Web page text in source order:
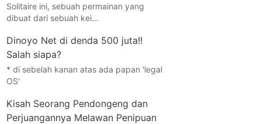
Solitaire ini, sebuah permainan yang
dibuat dari sebuah kei…
Dinoyo Net di denda 500 juta!!
Salah siapa?
* di sebelah kanan atas ada papan 'legal
OS'
Kisah Seorang Pendongeng dan
Perjuangannya Melawan Penipuan